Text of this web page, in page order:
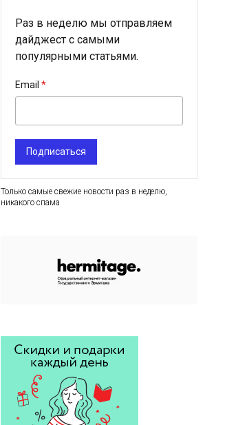
Раз в неделю мы отправляем
дайджест с самыми
популярными статьями.
Email
Подписаться
Только самые свежие новости раз в неделю,
никакого спама